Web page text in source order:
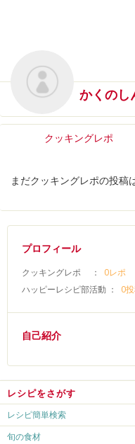
かくのし
クッキングレポ
まだクッキングレポの投稿
プロフィール
クッキングレポ ：
0レポ
ハッピーレシピ部活動 ：
0
自己紹介
レシピをさがす
レシピ簡単検索
旬の食材